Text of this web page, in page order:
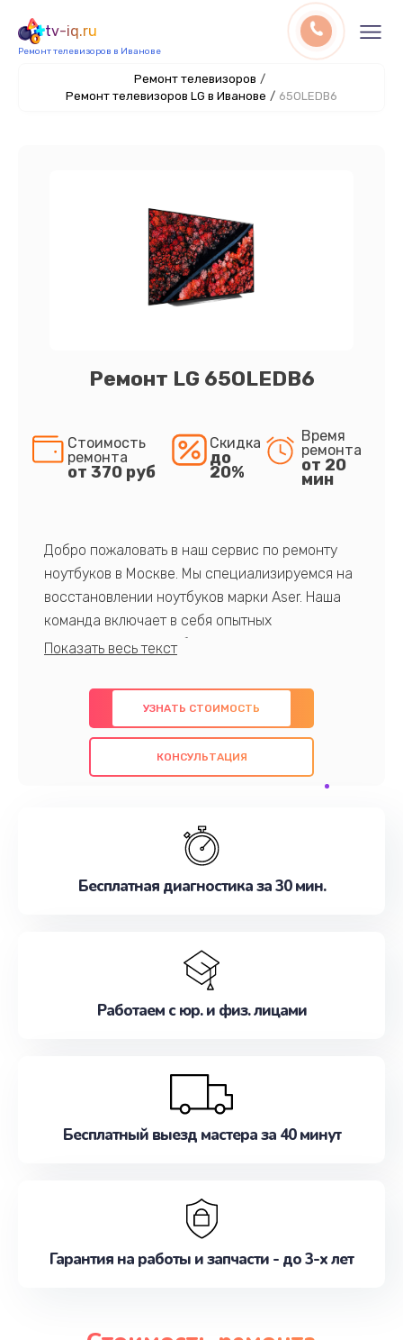
tv-iq.ru
Ремонт телевизоров в Иванове
Ремонт телевизоров /
Ремонт телевизоров LG в Иванове / 65OLEDB6
Ремонт LG 65OLEDB6
Стоимость
ремонта
от 370 руб
Скидка
до
20%
Время
ремонта
от 20
мин
Добро пожаловать в наш сервис по ремонту
ноутбуков в Москве. Мы специализируемся на
восстановлении ноутбуков марки Aser. Наша
команда включает в себя опытных
профессионалов с обширными знаниями и
предлагаем быстрый и качественный ремонт с
использованием оригинальных компонентов, а
также гарантируем качество всех
проведенных работ. Наша цель - предоставить
наилучшим образом. Не медлите записаться на
УЗНАТЬ СТОИМОСТЬ
КОНСУЛЬТАЦИЯ
Бесплатная диагностика за 30 мин.
Работаем с юр. и физ. лицами
Бесплатный выезд мастера за 40 минут
Гарантия на работы и запчасти - до 3-х лет